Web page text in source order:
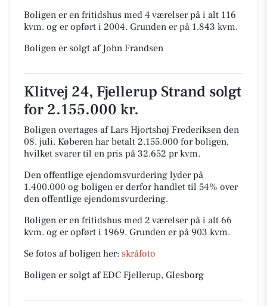
Boligen er en fritidshus med 4 værelser på i alt 116
kvm. og er opført i 2004. Grunden er på 1.843 kvm.
Boligen er solgt af John Frandsen
Klitvej 24, Fjellerup Strand solgt
for 2.155.000 kr.
Boligen overtages af Lars Hjortshøj Frederiksen den
08. juli. Køberen har betalt 2.155.000 for boligen,
hvilket svarer til en pris på 32.652 pr kvm.
Den offentlige ejendomsvurdering lyder på
1.400.000 og boligen er derfor handlet til 54% over
den offentlige ejendomsvurdering.
Boligen er en fritidshus med 2 værelser på i alt 66
kvm. og er opført i 1969. Grunden er på 903 kvm.
Se fotos af boligen her: skråfoto
Boligen er solgt af EDC Fjellerup, Glesborg